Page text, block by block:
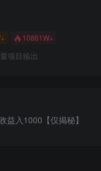
10861W+
项目输出
益入1000【仅揭秘】